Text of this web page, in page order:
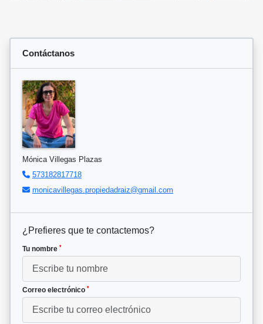
Contáctanos
Mónica Villegas Plazas
573182817718
monicavillegas.propiedadraiz@gmail.com
¿Prefieres que te contactemos?
Tu nombre *
Correo electrónico *